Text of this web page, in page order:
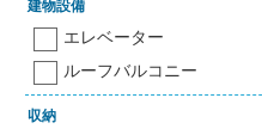
建物設備
エレベーター
ルーフバルコニー
収納